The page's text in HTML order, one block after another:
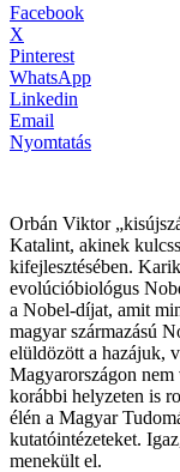
Facebook
X
Pinterest
WhatsApp
Linkedin
Email
Nyomtatás
Orbán Viktor
Katalint, akinek
kifejlesztésében.
evolúcióbiológus
a Nobel-díjat, amit
magyar származású
elüldözött a hazájuk,
Magyarországon
korábbi helyzeten is
élén a Magyar
kutatóintézeteket.
menekült el.